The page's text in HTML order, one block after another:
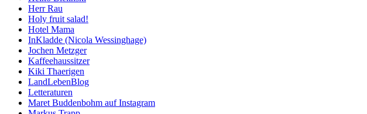
Herr Rau
Holy fruit salad!
Hotel Mama
InKladde (Nicola Wessinghage)
Jochen Metzger
Kaffeehaussitzer
Kiki Thaerigen
LandLebenBlog
Letteraturen
Maret Buddenbohm auf Instagram